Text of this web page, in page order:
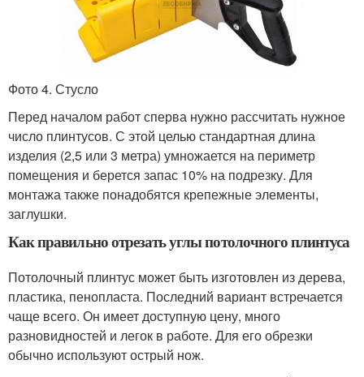
Фото 4. Стусло
Перед началом работ сперва нужно рассчитать нужное
число плинтусов. С этой целью стандартная длина
изделия (2,5 или 3 метра) умножается на периметр
помещения и берется запас 10% на подрезку. Для
монтажа также понадобятся крепежные элементы,
заглушки.
Как правильно отрезать углы потолочного плинтуса
Потолочный плинтус может быть изготовлен из дерева,
пластика, пенопласта. Последний вариант встречается
чаще всего. Он имеет доступную цену, много
разновидностей и легок в работе. Для его обрезки
обычно используют острый нож.